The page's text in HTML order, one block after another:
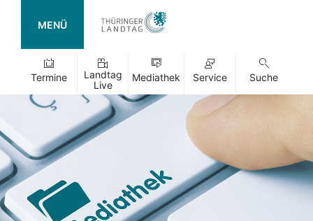
MENÜ
Termine
Landtag
Live
Mediathek Service Suche